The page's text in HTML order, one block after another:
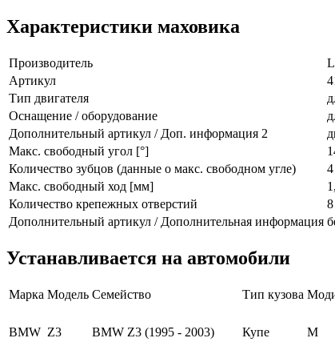
Характеристики маховика
Производитель
Артикул
Тип двигателя
Оснащение / оборудование
Дополнительный артикул / Доп. информация 2
Макс. свободный угол [°]
Количество зубцов (данные о макс. свободном угле)
4
Макс. свободный ход [мм]
Количество крепежных отверстий
8
Дополнительный артикул / Дополнительная информация
Устанавливается на автомобили
Марка Модель Семейство Тип кузова
BMW Z3 BMW Z3 (1995 - 2003) Купе M